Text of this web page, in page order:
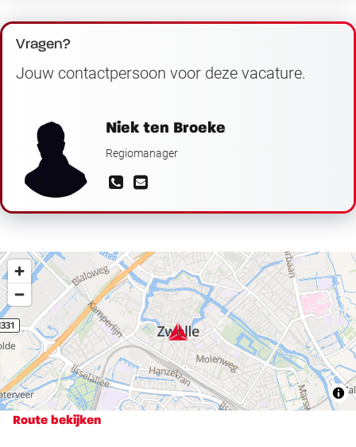
Vragen?
Jouw contactpersoon voor deze vacature.
Niek ten Broeke
Regiomanager
Route bekijken